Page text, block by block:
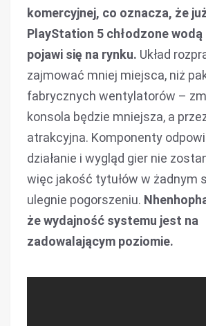
komercyjnej, co oznacza, że
PlayStation 5 chłodzone wodą
pojawi się na rynku. Układ
zajmować mniej miejsca, niż
fabrycznych wentylatorów –
konsola będzie mniejsza, a
atrakcyjna. Komponenty
działanie i wygląd gier nie
więc jakość tytułów w żadnym
ulegnie pogorszeniu.
że wydajność systemu jest na
zadowalającym poziomie.